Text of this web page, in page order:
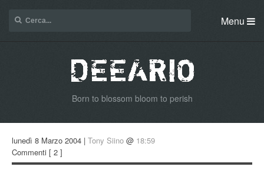
Menu
Born to blossom bloom to perish
lunedì 8 Marzo 2004 | Tony Siino @ 18:59
Commenti [ 2 ]